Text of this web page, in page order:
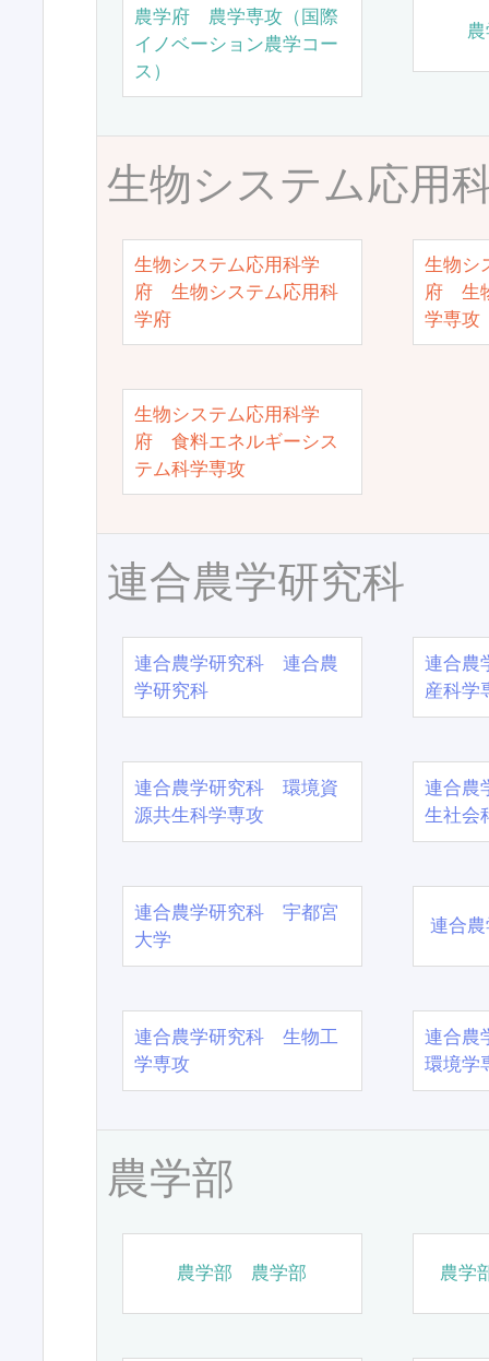
農学府 農学専攻（国際
イノベーション農学コー
ス）
生物システム応用
生物システム応用科学
府 生物システム応用科
学府
生物シ
府 生
学専攻
生物システム応用科学
府 食料エネルギーシス
テム科学専攻
連合農学研究科
連合農学研究科 連合農
学研究科
連合農
産科学
連合農学研究科 環境資
源共生科学専攻
連合農
生社会
連合農学研究科 宇都宮
大学
連合
連合農学研究科 生物工
学専攻
連合農
環境学
農学部
農学部 農学部 農学